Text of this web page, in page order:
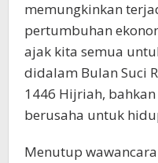
memungkinkan
pertumbuhan
ajak kita semua
didalam Bulan Suci
1446 Hijriah,
berusaha untuk
Menutup